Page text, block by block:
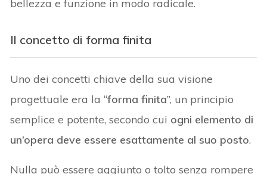
bellezza e funzione in modo radicale.
Il concetto di forma finita
Uno dei concetti chiave della sua visione
progettuale era la “forma finita”, un principio
semplice e potente, secondo cui ogni elemento di
un’opera deve essere esattamente al suo posto.
Nulla può essere aggiunto o tolto senza rompere